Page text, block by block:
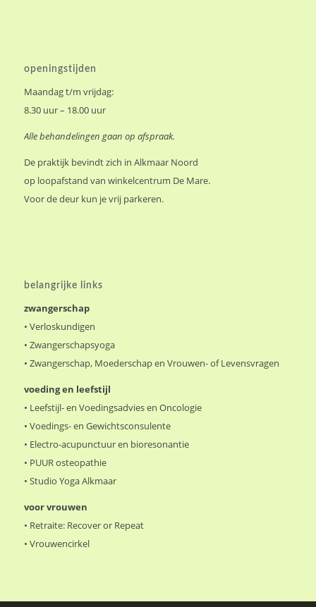
zwangerschap
•Zwangerschapsyoga
• Zwangerschap, Moederschap en Vrouwen- of Levensvragen
voeding en leefstijl
•Leefstijl- en Voedingsadvies en Oncologie
© Copyright - Linking Therapy 2003 - 2022 | Website: Munt Media |
Fotocredit: Vincent Pandelaar
Algemene Voorwaarden & Disclaimer